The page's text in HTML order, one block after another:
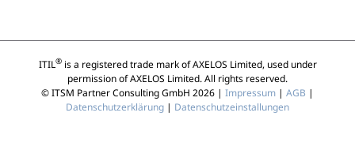
ITIL®is a registered trade mark of AXELOS Limited, used under
permission of AXELOS Limited. All rights reserved.
© ITSM Partner Consulting GmbH 2026 | Impressum | AGB |
Datenschutzerklärung | Datenschutzeinstallungen